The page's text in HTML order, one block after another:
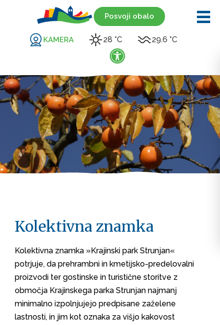
Posvoji obalo
KAMERA 28 °C 29.6 °C
Kolektivna znamka
Kolektivna znamka »Krajinski park Strunjan«
potrjuje, da prehrambni in kmetijsko-predelovalni
proizvodi ter gostinske in turistične storitve z
območja Krajinskega parka Strunjan najmanj
minimalno izpolnjujejo predpisane zaželene
lastnosti, in jim kot oznaka za višjo kakovost